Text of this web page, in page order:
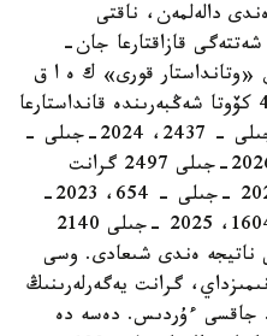
دالەلمەن، ناقتى
قازاقتارعا جان-
«وتانداستار قورى» ك ە ا ق
ۇسىنعان دەرەككە سۇيەنسەك،%4 كۆوتا شەڭبەرىندە قانداستارعا
2022-جىلى – 2220، 2023-جىلى – 2437، 2024-جىلى –
2671، 2025-جىلى – 2683، 2026-جىلى 2497 گرانت
ءبولىندى. وسى كۆوتا بويىنشا 2022 -جىلى – 654، 2023-
جىلى – 801، 2024-جىلى – 1604، 2025 -جىلى 2140
ناتيجە ەندى شىعادى. وسى
گرانت يەگەرلەرىنىڭ
جاقسى ءۇردىس. دەسە دە